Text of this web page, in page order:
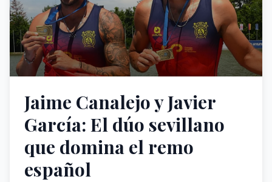
Jaime Canalejo y Javier
García: El dúo sevillano
que domina el remo
español